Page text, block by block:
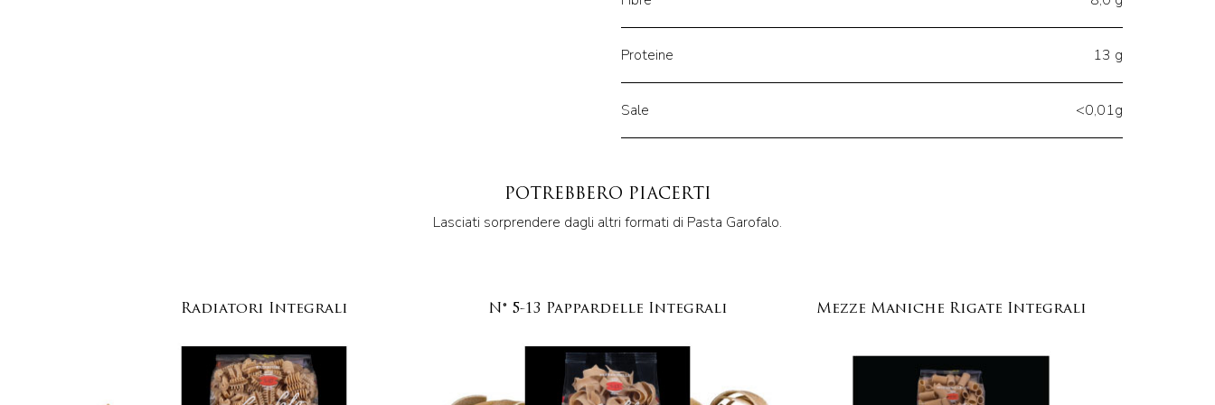
Proteine 13 g
Sale <0,01g
POTREBBERO PIACERTI
Lasciati sorprendere dagli altri formati di Pasta Garofalo.
Radiatori Integrali N° 5-13 Pappardelle Integrali Mezze Maniche Rigate Integrali